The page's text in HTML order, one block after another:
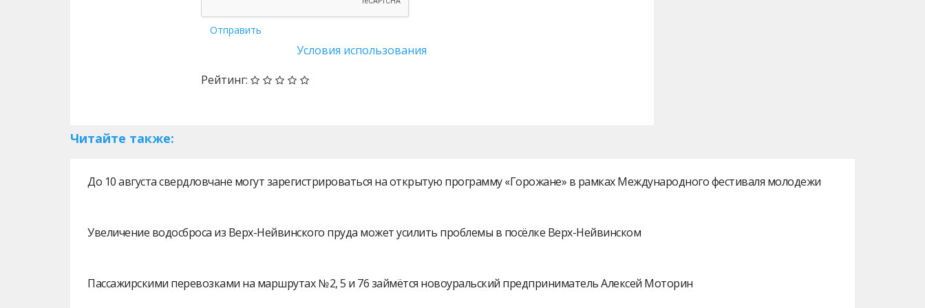
Отправить
Условия использования
Рейтинг:
Читайте также:
До 10 августа свердловчане могут зарегистрироваться на открытую программу «Горожане» в рамках Международного фестиваля молодежи
Увеличение водосброса из Верх-Нейвинского пруда может усилить проблемы в посёлке Верх-Нейвинском
Пассажирскими перевозками на маршрутах № 2, 5 и 76 займётся новоуральский предприниматель Алексей Моторин